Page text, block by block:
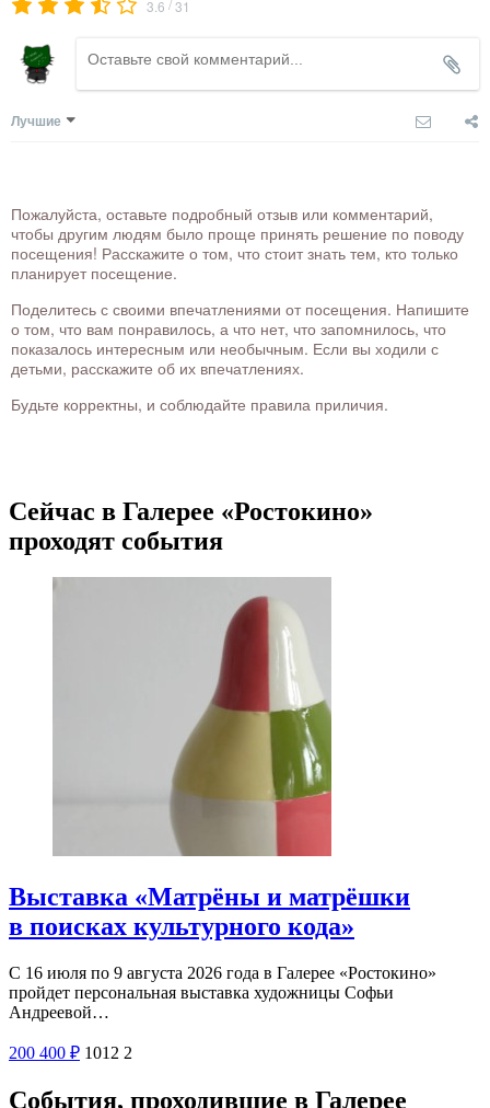
3.6 31
Лучшие
Пожалуйста, оставьте подробный отзыв или комментарий,
чтобы другим людям было проще принять решение по поводу
посещения! Расскажите о том, что стоит знать тем, кто только
планирует посещение.
Поделитесь с своими впечатлениями от посещения. Напишите
о том, что вам понравилось, а что нет, что запомнилось, что
показалось интересным или необычным. Если вы ходили с
детьми, расскажите об их впечатлениях.
Будьте корректны, и соблюдайте правила приличия.
Сейчас в Галерее «Ростокино»
проходят события
Выставка «Матрёны и матрёшки
в поисках культурного кода»
С 16 июля по 9 августа 2026 года в Галерее «Ростокино»
пройдет персональная выставка художницы Софьи
Андреевой…
200 400 ₽ 1012 2
События, проходившие в Галерее